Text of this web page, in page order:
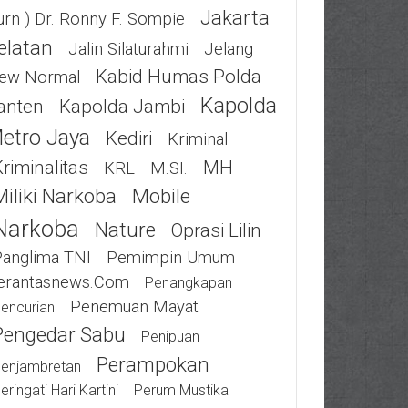
) Dr. Ronny F. Sompie
Jakarta
Jalin Silaturahmi
Jelang
Normal
Kabid Humas Polda
Kapolda Jambi
Kapolda
Jaya
Kediri Kriminal
KRL M.SI. MH
Narkoba Mobile
Nature Oprasi Lilin
TNI
Pemimpin Umum
Penangkapan
Penemuan Mayat
Sabu
Penipuan
Perampokan
Hari Kartini
Perum Mustika